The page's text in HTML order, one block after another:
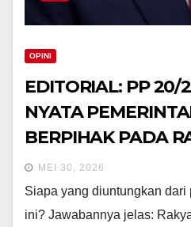
OPINI
EDITORIAL: PP 20/
NYATA
BERPIHAK PADA
MEI 30, 2026
Siapa yang diuntungkan dari
ini? Jawabannya jelas: